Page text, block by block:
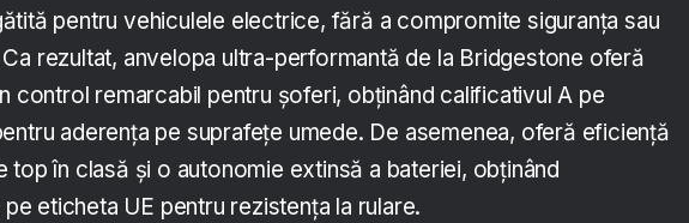
pentru vehiculele electrice, fără a compromite siguranța sau
rezultat, anvelopa ultra-performantă de la Bridgestone oferă
control remarcabil pentru șoferi, obținând calificativul A pe
aderența pe suprafețe umede. De asemenea, oferă eficiență
top în clasă și o autonomie extinsă a bateriei, obținând
eticheta UE pentru rezistența la rulare.